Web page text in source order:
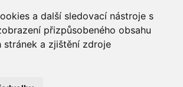
a další sledovací nástroje s
přizpůsobeného obsahu
stránek a zjištění zdroje